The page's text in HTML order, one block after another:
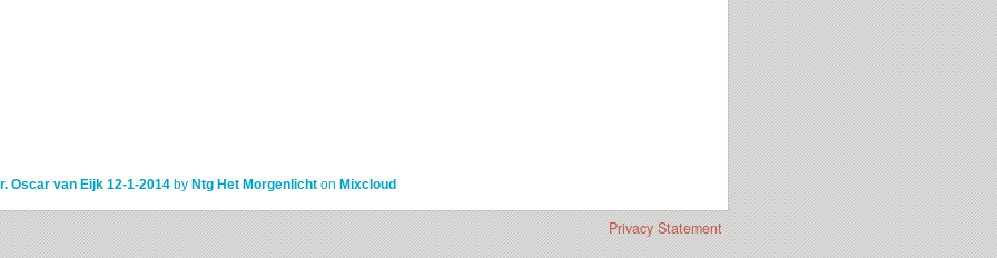
Oscar van Eijk 12-1-2014by Ntg Het Morgenlichton Mixcloud
Privacy Statement